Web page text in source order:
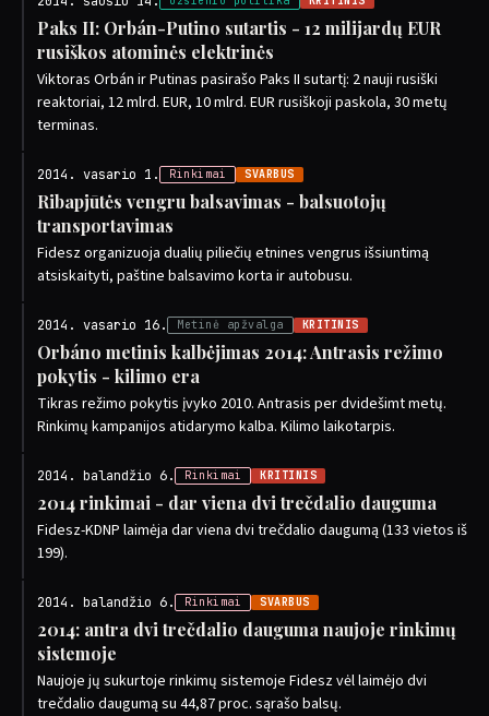
Paks II: Orbán-Putino sutartis - 12 milijardų EUR
rusiškos atominės elektrinės
Viktoras Orbán ir Putinas pasirašo Paks II sutartį: 2 nauji rusiški
reaktoriai, 12 mlrd. EUR, 10 mlrd. EUR rusiškoji paskola, 30 metų
terminas.
2014. vasario 1. Rinkimai SVARBUS
Ribapjūtės vengru balsavimas - balsuotojų
transportavimas
Fidesz organizuoja dualių piliečių etnines vengrus išsiuntimą
atsiskaityti, paštine balsavimo korta ir autobusu.
2014. vasario 16. Metinė apžvalga KRITINIS
Orbáno metinis kalbėjimas 2014: Antrasis režimo
pokytis - kilimo era
Tikras režimo pokytis įvyko 2010. Antrasis per dvidešimt metų.
Rinkimų kampanijos atidarymo kalba. Kilimo laikotarpis.
2014. balandžio 6. Rinkimai KRITINIS
2014 rinkimai - dar viena dvi trečdalio dauguma
Fidesz-KDNP laimėja dar viena dvi trečdalio daugumą (133 vietos iš
199).
2014. balandžio 6. Rinkimai SVARBUS
2014: antra dvi trečdalio dauguma naujoje rinkimų
sistemoje
Naujoje jų sukurtoje rinkimų sistemoje Fidesz vėl laimėjo dvi
trečdalio daugumą su 44,87 proc. sąrašo balsų.